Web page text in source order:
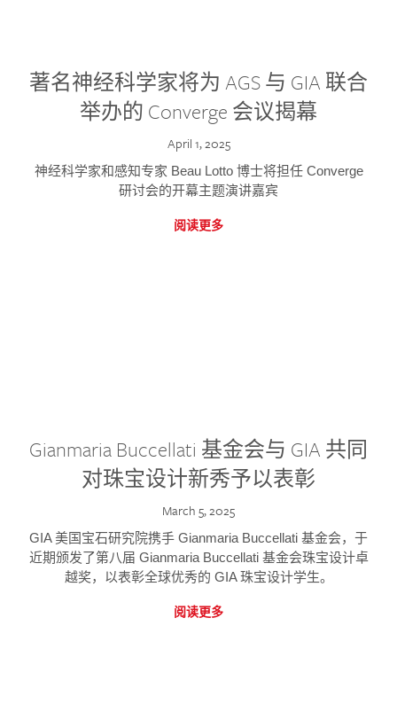
著名神经科学家将为 AGS 与 GIA 联合
举办的 Converge 会议揭幕
April 1, 2025
神经科学家和感知专家 Beau Lotto 博士将担任 Converge
研讨会的开幕主题演讲嘉宾
阅读更多
Gianmaria Buccellati 基金会与 GIA 共同
对珠宝设计新秀予以表彰
March 5, 2025
GIA 美国宝石研究院携手 Gianmaria Buccellati 基金会，于
近期颁发了第八届 Gianmaria Buccellati 基金会珠宝设计卓
越奖，以表彰全球优秀的 GIA 珠宝设计学生。
阅读更多